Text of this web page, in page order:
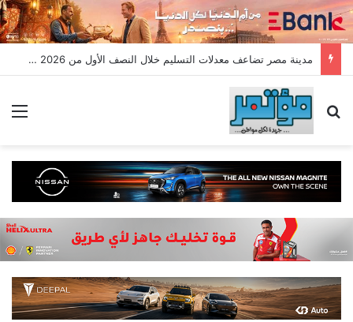
مدينة مصر تضاعف معدلات التسليم خلال النصف الأول من 2026 وتسجل مبيعات جديدة بقيمة 28.4 مليار جنيه
بحث عن